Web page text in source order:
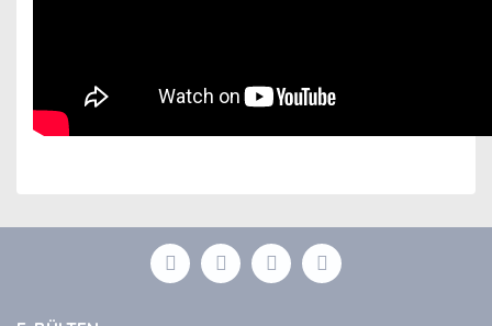
Yorum Yaz
formunu kullanarak tarafımıza iletebilirsiniz.
Görüş ve önerileriniz için teşekkür ederiz.